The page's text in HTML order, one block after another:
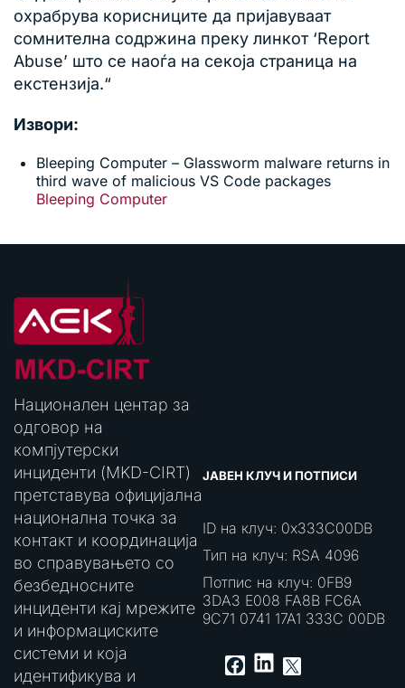
охрабрува корисниците да пријавуваат
сомнителна содржина преку линкот ‘Report
Abuse’ што се наоѓа на секоја страница на
екстензија.“
Извори:
Bleeping Computer – Glassworm malware returns in
third wave of malicious VS Code packages
Bleeping Computer
Национален центар за
одговор на
компјутерски
инциденти (MKD-CIRT)
претставува официјална
национална точка за
контакт и координација
во справувањето со
безбедносните
инциденти кај мрежите
и информациските
системи и која
идентификува и
ЈАВЕН КЛУЧ И ПОТПИСИ
ID на клуч: 0x333C00DB
Тип на клуч: RSA 4096
Потпис на клуч: 0FB9
3DA3 E008 FA8B FC6A
9C71 0741 17A1 333C 00DB
Facebook
LinkedIn
X